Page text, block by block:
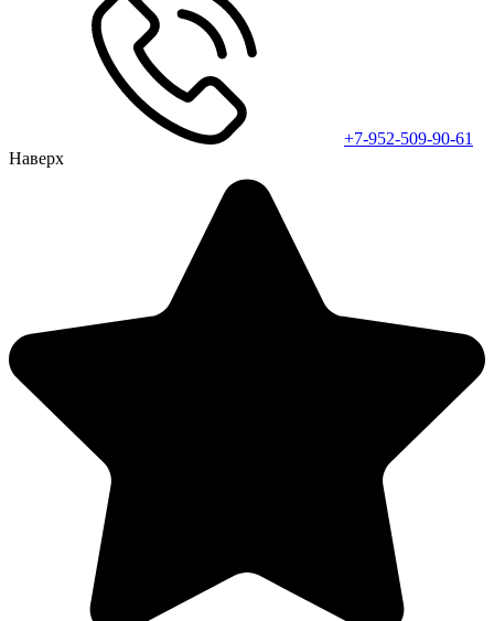
+7-952-509-90-61
Наверх